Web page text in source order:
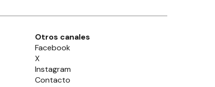
Otros canales
Facebook
X
Instagram
Contacto